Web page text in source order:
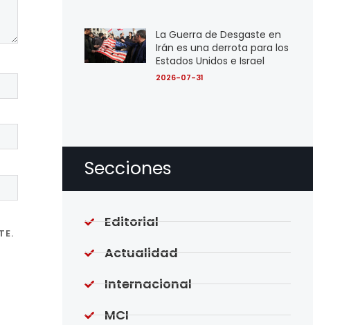
La Guerra de Desgaste en
Irán es una derrota para los
Estados Unidos e Israel
2026-07-31
Secciones
Editorial
Actualidad
Internacional
MCI